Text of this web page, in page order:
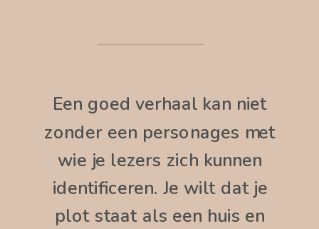
Een goed verhaal kan niet
zonder een personages met
wie je lezers zich kunnen
identificeren. Je wilt dat je
plot staat als een huis en